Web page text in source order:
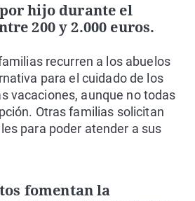
hijo durante el
200 y 2.000 euros.
recurren a los abuelos
para el cuidado de los
vacaciones, aunque no todas
Otras familias solicitan
para poder atender a sus
fomentan la